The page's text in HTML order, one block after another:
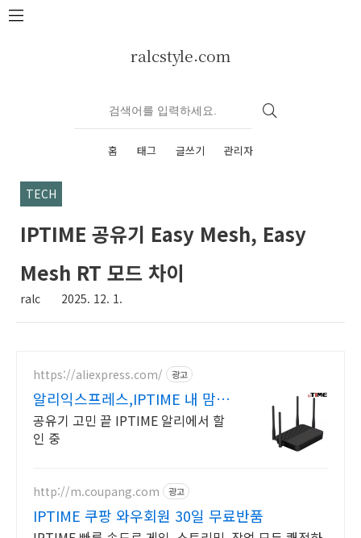
본문 바로가기
ralcstyle.com
홈 태그 글쓰기 관리자
TECH
IPTIME 공유기 Easy Mesh, Easy
Mesh RT 모드 차이
ralc 2025. 12. 1.
https://aliexpress.com/ 광고
알리익스프레스,IPTIME 내 맘
에 쏙드는 오늘의 특가
공유기 고민 끝 IPTIME 알리에서 할
인 중
http://m.coupang.com 광고
IPTIME 쿠팡 와우회원 30일 무료반품